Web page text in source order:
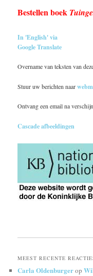
Bestellen boek
In 'English' via
Google Translate
Overname van teksten van
Stuur uw berichten naar
Ontvang een email na
Cascade afbeeldingen
MEEST RECENTE
Carla Oldenburgerop